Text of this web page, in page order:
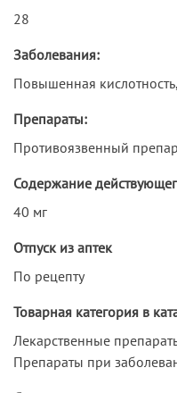
28
Заболевания:
Повышенная
Препараты:
Противоязвенный
Содержание
40 мг
Отпуск из аптек
По рецепту
Товарная категория в
Лекарственные
Препараты при